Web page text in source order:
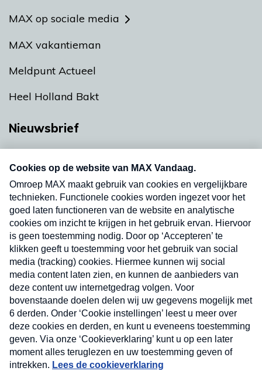
MAX op sociale media
MAX vakantieman
Meldpunt Actueel
Heel Holland Bakt
Nieuwsbrief
nieuwsbrief. Elke vrijdag- en dinsdagochtend in
uw mailbox.
Verzend
Nieuwsbrief
Neem hier een gratis abonnement op onze
nieuwsbrief. Elke vrijdag- en dinsdagochtend in uw